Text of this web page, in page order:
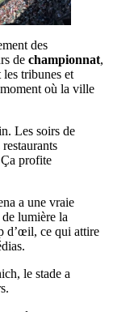
des
de championnat,
les tribunes et
où la ville
Les soirs de
profite
a une vraie
lumière la
d’œil, ce qui attire
le stade a